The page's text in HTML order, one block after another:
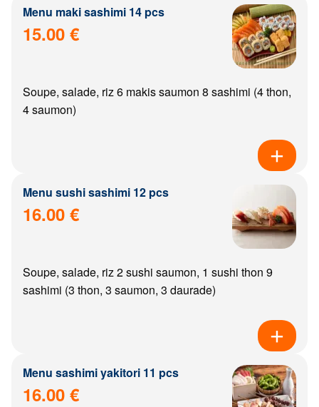
Menu maki sashimi 14 pcs
15.00 €
Soupe, salade, riz 6 makis saumon 8 sashimi (4 thon,
4 saumon)
Menu sushi sashimi 12 pcs
16.00 €
Soupe, salade, riz 2 sushi saumon, 1 sushi thon 9
sashimi (3 thon, 3 saumon, 3 daurade)
Menu sashimi yakitori 11 pcs
16.00 €